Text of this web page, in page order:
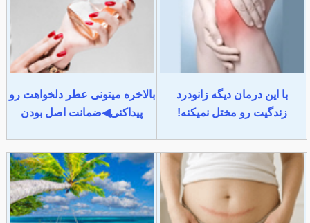
با این درمان دیگه زانودرد
زندگیت رو مختل نمیکنه!
بالاخره میتونی عطر دلخواهت رو
پیداکنی◀ضمانت اصل بودن